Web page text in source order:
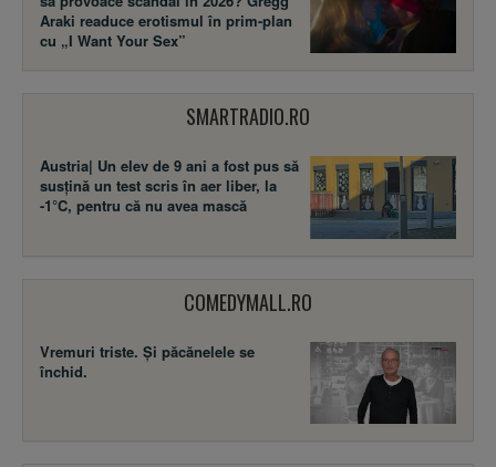
Araki readuce erotismul în prim-plan
cu „I Want Your Sex”
SMARTRADIO.RO
Austria| Un elev de 9 ani a fost pus să
susţină un test scris în aer liber, la
-1°C, pentru că nu avea mască
COMEDYMALL.RO
Vremuri triste. Şi păcănelele se
închid.